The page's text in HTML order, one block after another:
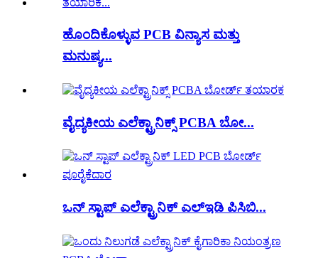
ಹೊಂದಿಕೊಳ್ಳುವ PCB ವಿನ್ಯಾಸ ಮತ್ತು
ಮನುಷ್ಯ...
ವೈದ್ಯಕೀಯ ಎಲೆಕ್ಟ್ರಾನಿಕ್ಸ್ PCBA ಬೋ...
ಒನ್ ಸ್ಟಾಪ್ ಎಲೆಕ್ಟ್ರಾನಿಕ್ ಎಲ್ಇಡಿ ಪಿಸಿಬಿ...